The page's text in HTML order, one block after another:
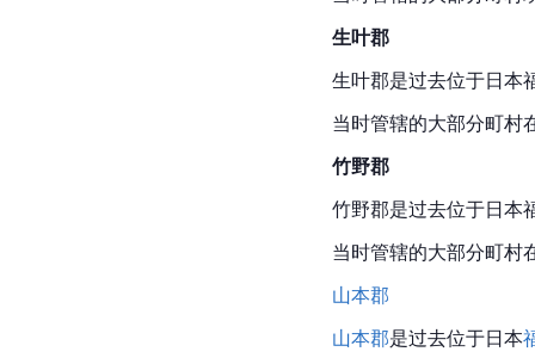
生叶郡
生叶郡是过去位于日本
当时管辖的大部分町村
竹野郡
竹野郡是过去位于日本
当时管辖的大部分町村
山本郡
山本郡是过去位于日本